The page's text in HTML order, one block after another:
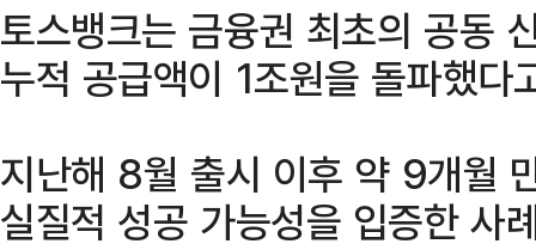
토스뱅크는 금융권 최초의 공동
누적 공급액이 1조원을 돌파했다
지난해 8월 출시 이후 약 9개월
실질적 성공 가능성을 입증한 사